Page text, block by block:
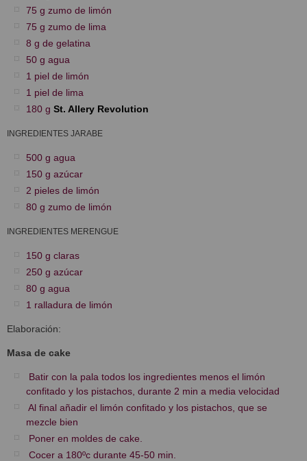
75 g zumo de limón
75 g zumo de lima
8 g de gelatina
50 g agua
1 piel de limón
1 piel de lima
180 g St. Allery Revolution
INGREDIENTES JARABE
500 g agua
150 g azúcar
2 pieles de limón
80 g zumo de limón
INGREDIENTES MERENGUE
150 g claras
250 g azúcar
80 g agua
1 ralladura de limón
Elaboración:
Masa de cake
Batir con la pala todos los ingredientes menos el limón
confitado y los pistachos, durante 2 min a media velocidad
Al final añadir el limón confitado y los pistachos, que se
mezcle bien
Poner en moldes de cake.
Cocer a 180ºc durante 45-50 min.